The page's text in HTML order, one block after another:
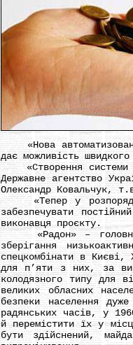
«Нова автоматизована
дає можливість
«Створення системи
Державне агентство
Олександр Ковальчук,
«Тепер у
забезпечувати
виконавця проєкту.
«Радон» – головне
зберігання
спецкомбінати в
для п’яти з них, за
колодязного типу для
великих обласних
безпеки населення
радянських часів, у
й перемістити їх у
бути здійснений,